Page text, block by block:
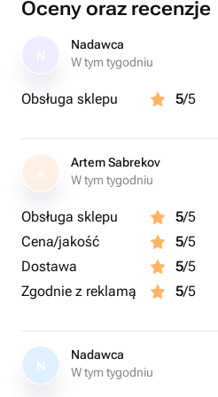
+10С не более суток. Перед употреблением подержать
при комнатной температуре 15 минут.
аппетита! С уважением,
Oceny oraz recenzje
Nadawca
W tym tygodniu
Obsługa sklepu 5/5
A
Artem Sabrekov
W tym tygodniu
Obsługa sklepu 5/5
Cena/jakość
5/5
Dostawa
5/5
Zgodnie z reklamą
5/5
N
Nadawca
W tym tygodniu